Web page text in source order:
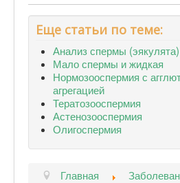
Еще статьи по теме:
Анализ спермы
Мало спермы и жидкая
Нормозооспермия с
агрегацией
Тератозооспермия
Астенозооспермия
Олигоспермия
Главная